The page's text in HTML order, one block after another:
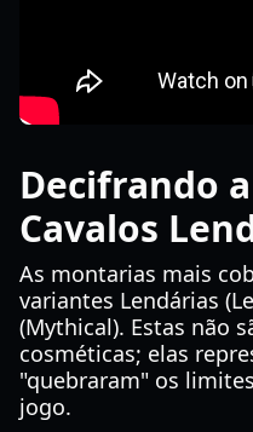
Decifrando
Cavalos
As montarias mais
variantes Lendárias
(Mythical). Estas não
cosméticas; elas
"quebraram" os
jogo.